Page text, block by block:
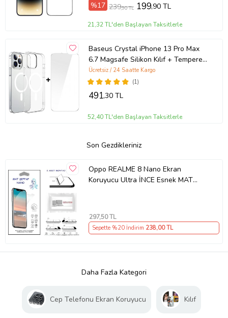
%17 239,90 TL 199,90 TL
21,32 TL'den Başlayan Taksitlerle
Baseus Crystal iPhone 13 Pro Max
6.7 Magsafe Silikon Kılıf + Tempered
Ekran Koruyucu Set (Şeffaf)
(1)
Ücretsiz / 24 Saatte Kargo
491,30 TL
52,40 TL'den Başlayan Taksitlerle
Son Gezdikleriniz
Oppo REALME 8 Nano Ekran
Koruyucu Ultra İNCE Esnek MAT
297,50 TL
Sepette %20 İndirim 238,00 TL
Daha Fazla Kategori
Cep Telefonu Ekran Koruyucu Kılıf